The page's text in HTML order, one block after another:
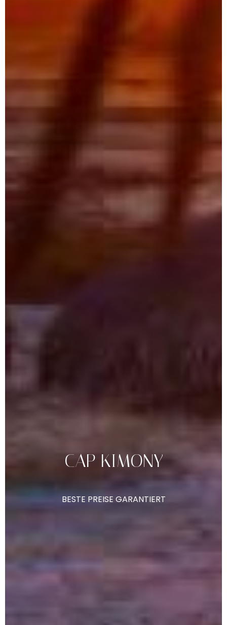
CAP KIMONY
BESTE PREISE GARANTIERT